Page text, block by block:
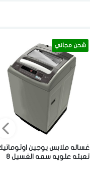
شحن مجاني
غساله ملابس يوجين
تعبئه علويه سعه الغسيل 8